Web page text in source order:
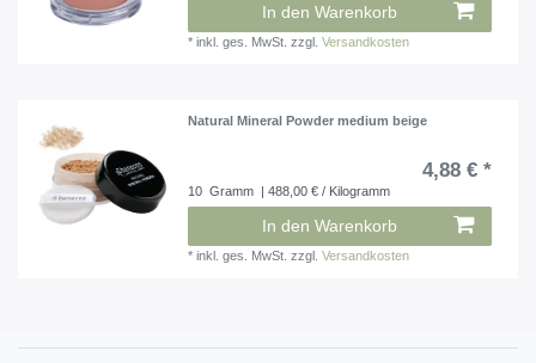
In den Warenkorb
*inkl. ges. MwSt. zzgl.Versandkosten
Natural Mineral Powder medium beige
4,88 € *
10 Gramm | 488,00 € / Kilogramm
In den Warenkorb
*inkl. ges. MwSt. zzgl.Versandkosten